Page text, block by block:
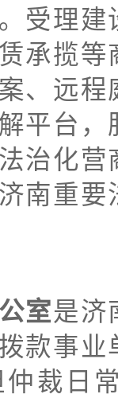
受理
承揽
、远
平台
治化
南重
室是济
款事
裁日